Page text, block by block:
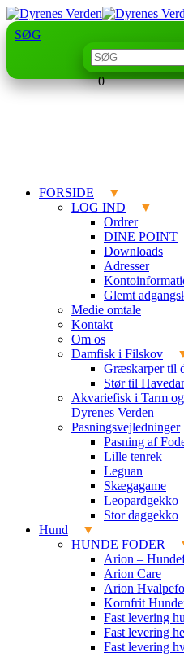
SØG
0
FORSIDE
LOG IND
Ordrer
DINE POINT
Downloads
Adresser
Glemt
Medie omtale
Kontakt
Om os
Damfisk i Filskov
Græskarper til
Stør til
Akvariefisk i Tarm
Dyrenes Verden
Pasningsvejledninger
Pasning af
Lille tenrek
Leguan
Skægagame
Leopardgekko
Stor daggekko
Hund
HUNDE FODER
Arion –
Arion Care
Arion
Kornfrit
Fast levering
Fast levering
Fast levering